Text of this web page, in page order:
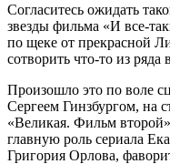
Согласитесь ожидать
звезды фильма «И все-
по щеке от прекрасной
сотворить что-то из
Произошло это по воле
Сергеем Гинзбургом, на
«Великая. Фильм
главную роль сериала
Григория Орлова,